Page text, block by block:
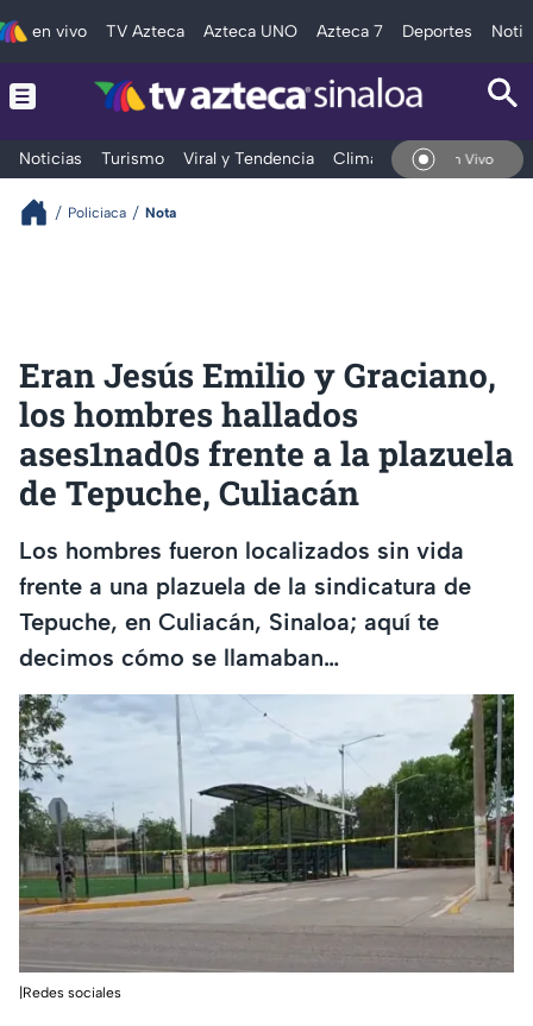
en vivo TV Azteca Azteca UNO Azteca 7 Deportes
Noticias Turismo Viral y Tendencia Clima Deportes
En Vivo
Policiaca Nota
Eran Jesús Emilio y Graciano,
los hombres hallados
ases1nad0s frente a la plazuela
de Tepuche, Culiacán
Los hombres fueron localizados sin vida
frente a una plazuela de la sindicatura de
Tepuche, en Culiacán, Sinaloa; aquí te
decimos cómo se llamaban…
|Redes sociales